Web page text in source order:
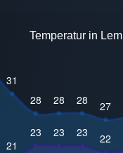
Temperatur in